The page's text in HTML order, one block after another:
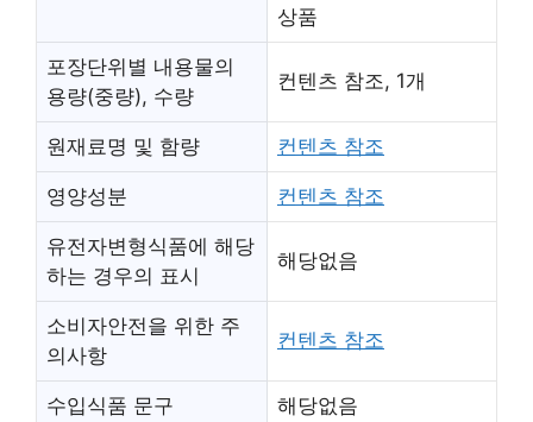
상품
포장단위별 내용물의
용량(중량), 수량
컨텐츠 참조, 1개
원재료명 및 함량 컨텐츠 참조
영양성분 컨텐츠 참조
유전자변형식품에 해당
하는 경우의 표시
해당없음
소비자안전을 위한 주
의사항
컨텐츠 참조
수입식품 문구 해당없음